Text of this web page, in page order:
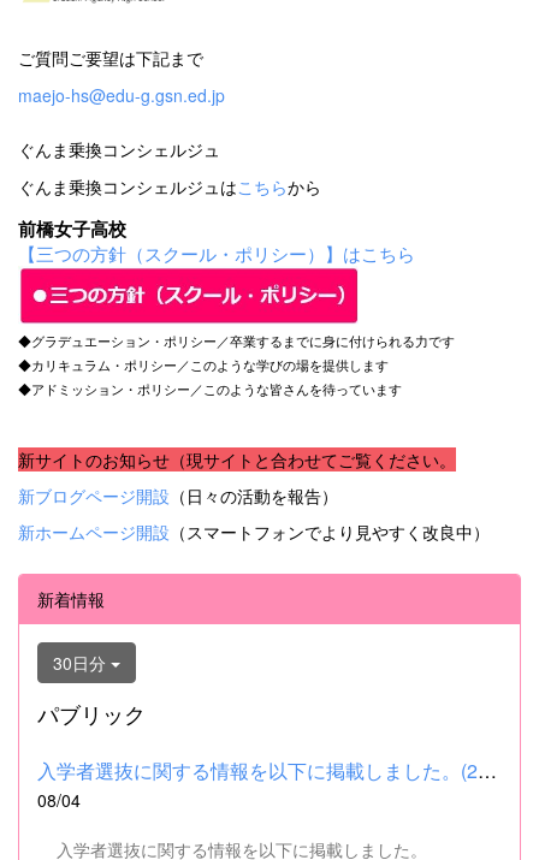
ご質問ご要望は下記まで
maejo-hs@edu-g.gsn.ed.jp
ぐんま乗換コンシェルジュ
ぐんま乗換コンシェルジュはこちらから
前橋女子高校
【三つの方針（スクール・ポリシー）】はこちら
◆グラデュエーション・ポリシー／卒業するまでに身に付けられる力です
◆カリキュラム・ポリシー／このような学びの場を提供します
◆アドミッション・ポリシー／このような皆さんを待っています
新サイトのお知らせ（現サイトと合わせてご覧ください。
新ブログページ開設 （日々の活動を報告）
新ホームページ開設 （スマートフォンでより見やすく改良中）
新着情報
30日分
パブリック
入学者選抜に関する情報を以下に掲載しました。(2026.8.4) ■令和...
08/04
入学者選抜に関する情報を以下に掲載しました。